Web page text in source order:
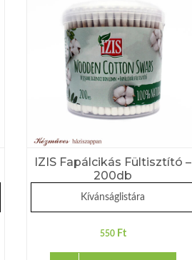
IZIS Fapálcikás Fültisztító –
200db
Kívánságlistára
550 Ft